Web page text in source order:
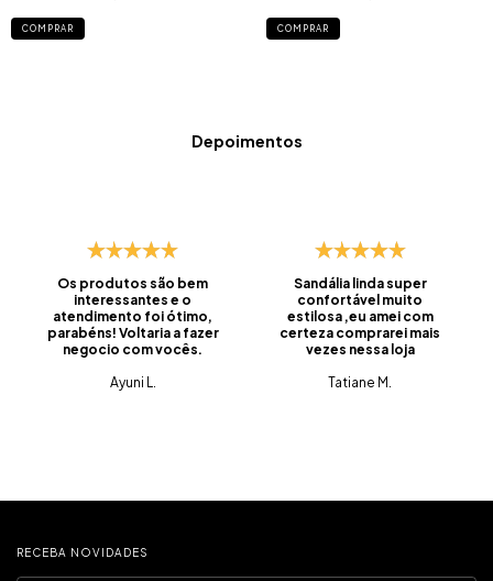
COMPRAR COMPRAR
Depoimentos
Os produtos são bem
interessantes e o
atendimento foi ótimo,
parabéns! Voltaria a fazer
negocio com vocês.
Ayuni L.
Sandália linda super
confortável muito
estilosa ,eu amei com
certeza comprarei mais
vezes nessa loja
Tatiane M.
RECEBA NOVIDADES